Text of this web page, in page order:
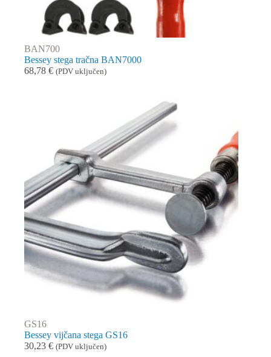
BAN700
Bessey stega tračna BAN7000
68,78 € (PDV uključen)
GS16
Bessey vijčana stega GS16
30,23 € (PDV uključen)